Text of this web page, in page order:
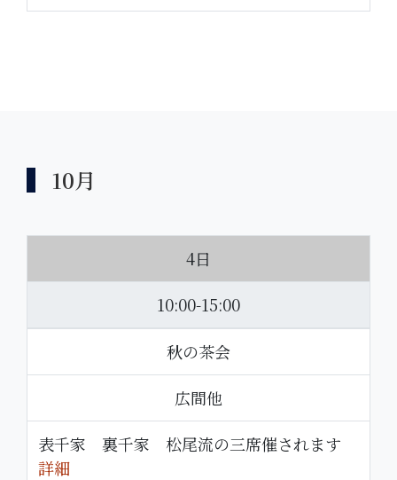
10月
4日
10:00-15:00
秋の茶会
広間他
表千家 裏千家 松尾流の三席催されます
詳細